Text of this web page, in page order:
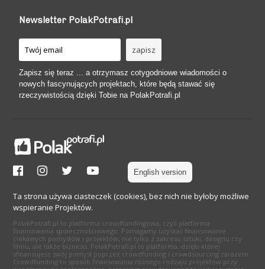
Newsletter PolakPotrafi.pl
Zapisz się teraz ... a otrzymasz cotygodniowe wiadomości o
nowych fascynujących projektach, które będą stawać się
rzeczywistością dzięki Tobie na PolakPotrafi.pl
English version
Ta strona używa ciasteczek (cookies), bez nich nie byłoby możliwe
wspieranie Projektów.
PolakPotrafi.pl to platforma crowdfundingowa, czyli platforma
finansowania społecznościowego. Pomagamy uzyskać finansowanie
ciekawych pomysłów i projektów, nie tylko z zakresu sztuki, designu czy
filmu, ale także biznesu. PolakPotrafi.pl to platforma, dzięki której
sfinansujesz swój pomysł poprzez crowdfunding i crowdsourcing zarazem.
Crowdfunding to sposób finansowania różnego rodzaju projektów przy